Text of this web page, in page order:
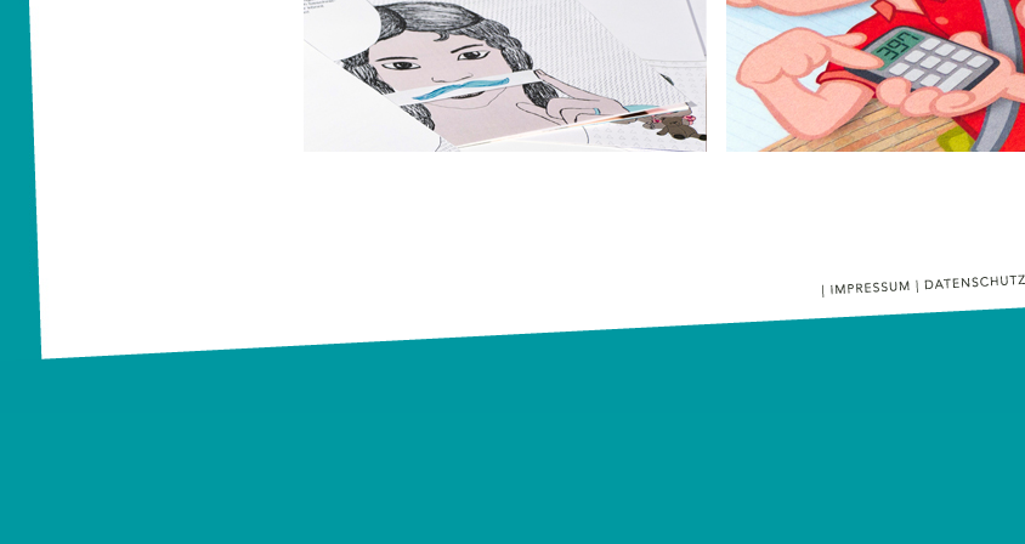
Mein erstes Zahlenbuch
Das Telefonbuch-Servicegesellschaft mbH
Kinderheft zum Thema Zahlen